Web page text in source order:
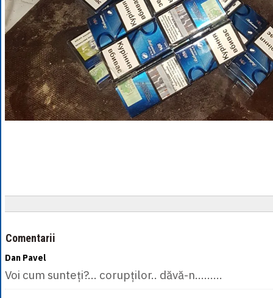
Comentarii
Dan Pavel
Voi cum sunteți?... corupților.. dăvă-n.........